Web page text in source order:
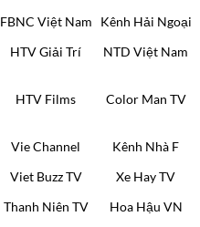
FBNC Việt Nam
Kênh Hải Ngoại
HTV Giải Trí NTD Việt Nam
HTV Films Color Man TV
Vie Channel
Kênh Nhà F
Viet Buzz TV
Xe Hay TV
Thanh Niên TV
Hoa Hậu VN